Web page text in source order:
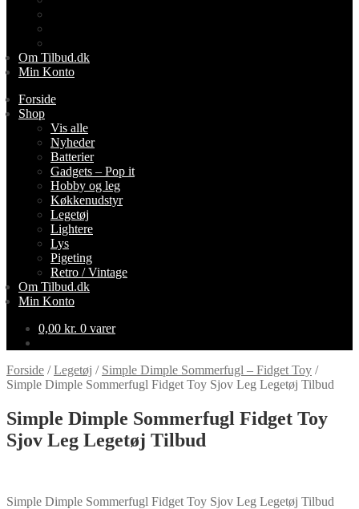
Om Tilbud.dk
Min Konto
Forside
Shop
Vis alle
Nyheder
Batterier
Gadgets – Pop it
Hobby og leg
Køkkenudstyr
Legetøj
Lightere
Lys
Pigeting
Retro / Vintage
Om Tilbud.dk
Min Konto
0,00 kr. 0 varer
Forside /Legetøj / Simple Dimple Sommerfugl – Fidget Toy /
Simple Dimple Sommerfugl Fidget Toy Sjov Leg Legetøj Tilbud
Simple Dimple Sommerfugl Fidget Toy
Sjov Leg Legetøj Tilbud
Simple Dimple Sommerfugl Fidget Toy Sjov Leg Legetøj Tilbud